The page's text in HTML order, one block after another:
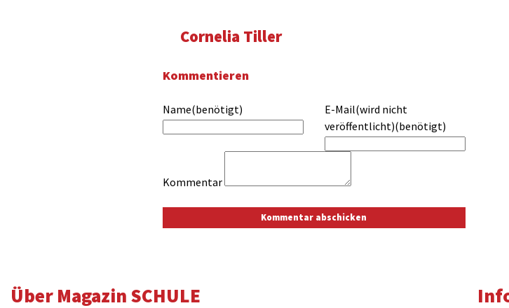
Cornelia Tiller
Kommentieren
Name(benötigt)
E-Mail(wird nicht
veröffentlicht)(benötigt)
Kommentar
Über Magazin SCHULE